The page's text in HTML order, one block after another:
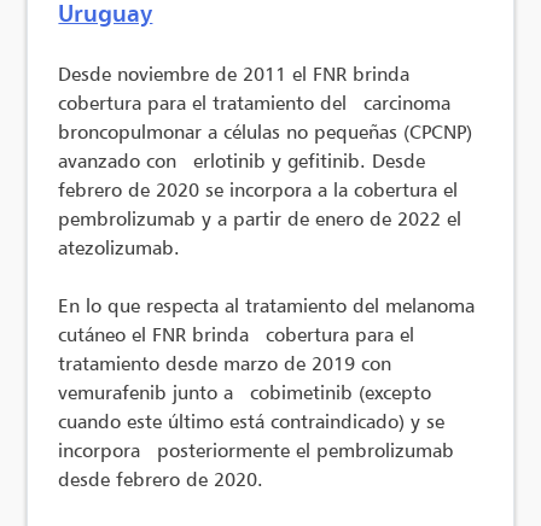
Uruguay
Desde noviembre de 2011 el FNR brinda
cobertura para el tratamiento del carcinoma
broncopulmonar a células no pequeñas (CPCNP)
avanzado con erlotinib y gefitinib. Desde
febrero de 2020 se incorpora a la cobertura el
pembrolizumab y a partir de enero de 2022 el
atezolizumab.
En lo que respecta al tratamiento del melanoma
cutáneo el FNR brinda cobertura para el
tratamiento desde marzo de 2019 con
vemurafenib junto a cobimetinib (excepto
cuando este último está contraindicado) y se
incorpora posteriormente el pembrolizumab
desde febrero de 2020.